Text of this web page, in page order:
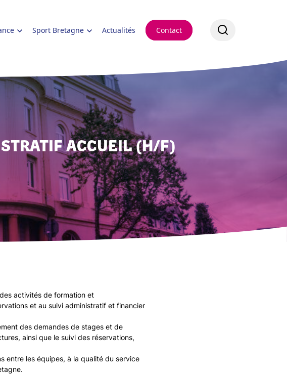
Sport Bretagne Actualités Contact
ACCUEIL (H/F)
activités de formation et
et au suivi administratif et financier
des demandes de stages et de
ainsi que le suivi des réservations,
entre les équipes, à la qualité du service